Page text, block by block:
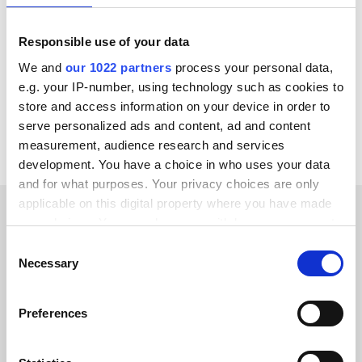
Responsible use of your data
We and our 1022 partners process your personal data,
e.g. your IP-number, using technology such as cookies to
store and access information on your device in order to
serve personalized ads and content, ad and content
measurement, audience research and services
development. You have a choice in who uses your data
and for what purposes. Your privacy choices are only
applicable on this digital property where you have made
your choices. You can change or withdraw your consent
the Privacy trigger icon.
Collect information about your geographical location
Selection
Necessary
Preferences
ChannelEngine
Voir toutes les intégrations Optimizely
Hear the positive feedback